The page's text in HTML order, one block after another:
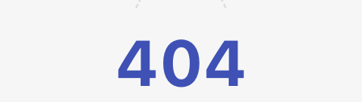
404